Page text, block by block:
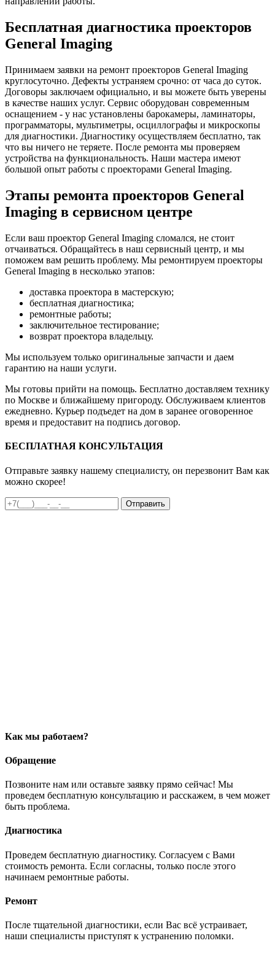
Бесплатная диагностика проекторов
General Imaging
Принимаем заявки на ремонт проекторов General Imaging
круглосуточно. Дефекты устраняем срочно: от часа до суток.
Договоры заключаем официально, и вы можете быть уверены
в качестве наших услуг. Сервис оборудован современным
оснащением - у нас установлены барокамеры, ламинаторы,
программаторы, мультиметры, осциллографы и микроскопы
для диагностики. Диагностику осуществляем бесплатно, так
что вы ничего не теряете. После ремонта мы проверяем
устройства на функциональность. Наши мастера имеют
большой опыт работы с проекторами General Imaging.
Этапы ремонта проекторов General
Imaging в сервисном центре
Если ваш проектор General Imaging сломался, не стоит
отчаиваться. Обращайтесь в наш сервисный центр, и мы
поможем вам решить проблему. Мы ремонтируем проекторы
General Imaging в несколько этапов:
доставка проектора в мастерскую;
бесплатная диагностика;
ремонтные работы;
заключительное тестирование;
возврат проектора владельцу.
Мы используем только оригинальные запчасти и даем
гарантию на наши услуги.
Мы готовы прийти на помощь. Бесплатно доставляем технику
по Москве и ближайшему пригороду. Обслуживаем клиентов
ежедневно. Курьер подъедет на дом в заранее оговоренное
время и предоставит на подпись договор.
БЕСПЛАТНАЯ КОНСУЛЬТАЦИЯ
Отправьте заявку нашему специалисту, он перезвонит Вам как
можно скорее!
Отправить
Как мы работаем?
Обращение
Позвоните нам или оставьте заявку прямо сейчас! Мы
проведем бесплатную консультацию и расскажем, в чем может
быть проблема.
Диагностика
Проведем бесплатную диагностику. Согласуем с Вами
стоимость ремонта. Если согласны, только после этого
начинаем ремонтные работы.
Ремонт
После тщательной диагностики, если Вас всё устраивает,
наши специалисты приступят к устранению поломки.